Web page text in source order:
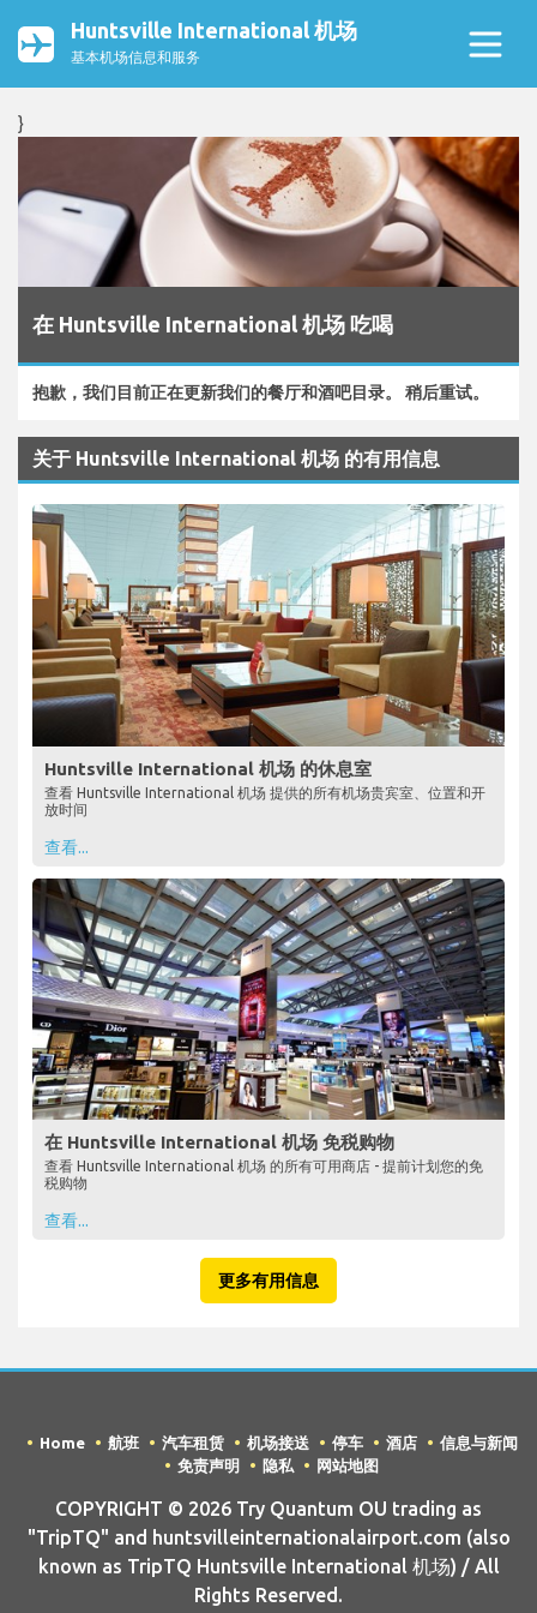
Huntsville International 机场
基本机场信息和服务
}
在 Huntsville International 机场 吃喝
抱歉，我们目前正在更新我们的餐厅和酒吧目录。 稍后重试。
关于 Huntsville International 机场 的有用信息
Huntsville International 机场 的休息室
查看 Huntsville International 机场 提供的所有机场贵宾室、位置和开
放时间
查看...
在 Huntsville International 机场 免税购物
查看 Huntsville International 机场 的所有可用商店 - 提前计划您的免
税购物
查看...
更多有用信息
Home 航班 汽车租赁 机场接送 停车 酒店
信息与新闻
免责声明
隐私 网站地图
COPYRIGHT © 2026 Try Quantum OU trading as
"TripTQ" and huntsvilleinternationalairport.com (also
known as TripTQ Huntsville International 机场) / All
Rights Reserved.